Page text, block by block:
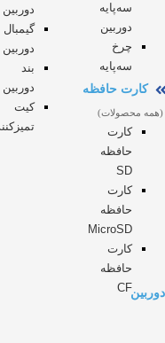
سه‌پایه
دوربین
چرخ
سه‌پایه
کارت حافظه
(همه محصولات)
کارت
حافظه
SD
کارت
حافظه
MicroSD
کارت
حافظه
CF
دوربین
گیمبال
دوربین
بند
دوربین
کیت